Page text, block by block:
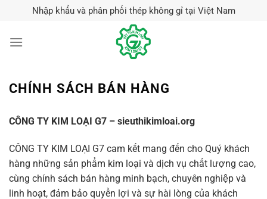
content
Nhập khẩu và phân phối thép không gỉ tại Việt Nam
CHÍNH SÁCH BÁN HÀNG
CÔNG TY KIM LOẠI G7 – sieuthikimloai.org
CÔNG TY KIM LOẠI G7 cam kết mang đến cho Quý khách
hàng những sản phẩm kim loại và dịch vụ chất lượng cao,
cùng chính sách bán hàng minh bạch, chuyên nghiệp và
linh hoạt, đảm bảo quyền lợi và sự hài lòng của khách